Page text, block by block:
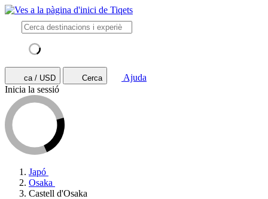
ca / USD Cerca
Ajuda
Inicia la sessió
Japó
Osaka
Castell d'Osaka